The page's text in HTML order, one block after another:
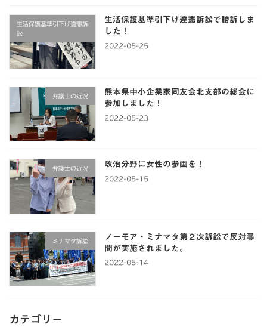
生活保護基準引下げ違憲訴
訟
生活保護基準引下げ違憲訴訟で勝訴しま
した！
2022-05-25
弁護士の近況
熊本県中小企業家同友会北支部の総会に
参加しました！
2022-05-23
弁護士の近況 政治分野に女性の参画を！
2022-05-15
ミナマタ訴訟
ノーモア・ミナマタ第２次訴訟で反対尋
問が実施されました。
2022-05-14
カテゴリー